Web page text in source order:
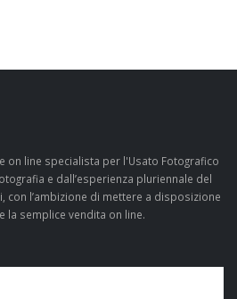
on line specialista per l'Usato Fotografico
e dall’esperienza pluriennale del
con l’ambizione di mettere a disposizione
la semplice vendita on line.